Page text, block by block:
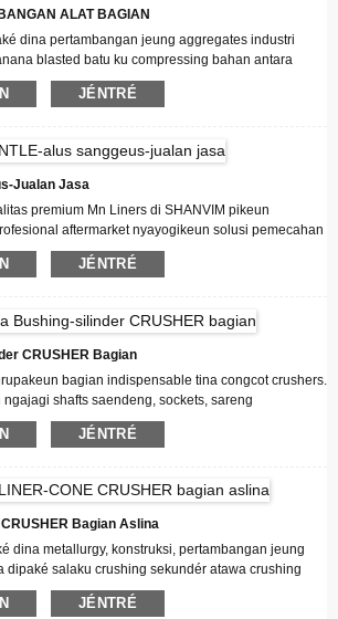
ALAT BAGIAN
dina pertambangan jeung aggregates industri
blasted batu ku compressing bahan antara
mangkok liner.
congcot pikeun ngajaga tina maké, urang tiasa ningali
katelah congcot crusher kerung, nyaéta kurban
pigura luhur pikeun mayungan asesoris luhur
ngurangan biaya ku manjangkeun umur maké
JÉNTRÉ
Jualan Jasa
premium Mn Liners di SHANVIM pikeun
aftermarket nyayogikeun solusi pemecahan
industri pertambangan, agrégat sareng daur
anjeun gaduh kasadiaan sareng dukungan
nyayogikeun pilihan anu fleksibel pikeun
dina hiji waktos, salaku jasa péngkolan-konci,
JÉNTRÉ
CRUSHER Bagian
bagian indispensable tina congcot crushers.
shafts saendeng, sockets, sareng
anu disababkeun ku rotasi anu gancang. Cone
umumna dijieunna tina parunggu jeung baja alloy,
atanapi pamakean bushing & liners congcot
umur jasa bagian konci kusabab jumlah
mangrupakeun cara anu pangalusna pikeun
jeung ngurangan biaya pangropéa.
JÉNTRÉ
Bagian Aslina
dina metallurgy, konstruksi, pertambangan jeung
dipaké salaku crushing sekundér atawa crushing
rupa bagian consumable of hidrolik congcot crusher,
spring congcot crusher sacara koléktif disebut
JÉNTRÉ